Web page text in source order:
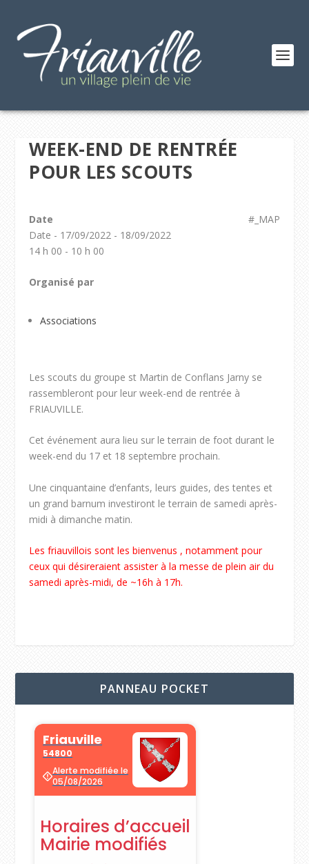
WEEK-END DE RENTRÉE
POUR LES SCOUTS
#_MAP
Date
Date - 17/09/2022 - 18/09/2022
14 h 00 - 10 h 00
Organisé par
Associations
Les scouts du groupe st Martin de Conflans Jarny se
rassembleront pour leur week-end de rentrée à
FRIAUVILLE.
Cet événement aura lieu sur le terrain de foot durant le
week-end du 17 et 18 septembre prochain.
Une cinquantaine d’enfants, leurs guides, des tentes et
un grand barnum investiront le terrain de samedi après-
midi à dimanche matin.
Les friauvillois sont les bienvenus , notamment pour
ceux qui désireraient assister à la messe de plein air du
samedi après-midi, de ~16h à 17h.
PANNEAU POCKET